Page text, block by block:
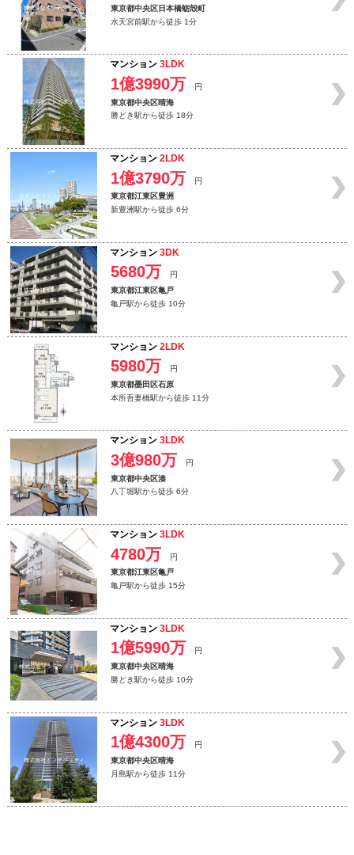
東京都中央区日本橋蛎殻町
水天宮前駅から徒歩 1分
マンション 3LDK
1億3990万
円
東京都中央区晴海
勝どき駅から徒歩 18分
マンション 2LDK
1億3790万
円
東京都江東区豊洲
新豊洲駅から徒歩 6分
マンション 3DK
5680万
円
東京都江東区亀戸
亀戸駅から徒歩 10分
マンション 2LDK
5980万
円
東京都墨田区石原
本所吾妻橋駅から徒歩 11分
マンション 3LDK
3億980万
円
東京都中央区湊
八丁堀駅から徒歩 6分
マンション 3LDK
4780万
円
東京都江東区亀戸
亀戸駅から徒歩 15分
マンション 3LDK
1億5990万
円
東京都中央区晴海
勝どき駅から徒歩 10分
マンション 3LDK
1億4300万
円
東京都中央区晴海
月島駅から徒歩 11分